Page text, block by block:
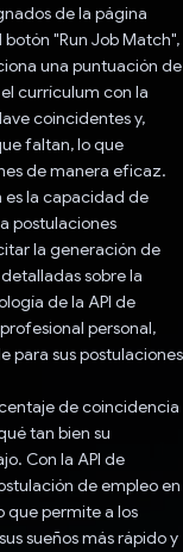
de la página
"Run Job Match",
una puntuación de
currículum con la
coincidentes y,
faltan, lo que
de manera eficaz.
es la capacidad de
postulaciones
la generación de
sobre la
de la API de
personal,
para sus postulaciones
de coincidencia
tan bien su
Con la API de
de empleo en
que permite a los
sueños más rápido y